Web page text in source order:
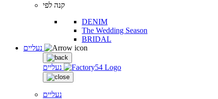
קנה לפי
DENIM
The Wedding Season
BRIDAL
נעליים
נעליים